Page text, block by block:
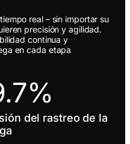
real – sin importar su
precisión y agilidad.
continua y
en cada etapa
del rastreo de la